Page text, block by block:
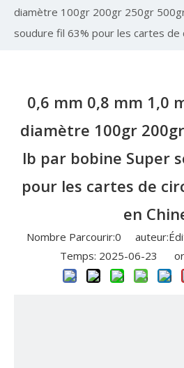
diamètre 100gr 200gr 250gr
soudure fil 63% pour les cartes de
0,6 mm 0,8 mm 1,0
diamètre 100gr
lb par bobine Super
pour les cartes de
en
Nombre Parcourir:0
Temps: 2025-06-23